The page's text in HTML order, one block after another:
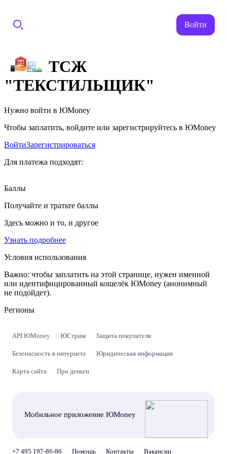
Войти
ТСЖ
"ТЕКСТИЛЬЩИК"
Нужно войти в ЮMoney
Чтобы заплатить, войдите или зарегистрируйтесь в ЮMoney
ВойтиЗарегистрироваться
Для платежа подходят:
Баллы
Получайте и тратьте баллы
Здесь можно и то, и другое
Узнать подробнее
Условия использования
Важно: чтобы заплатить на этой странице, нужен именной
или идентифицированный кошелёк ЮMoney (анонимный
не подойдет).
Регионы
API ЮMoney ЮСтрим Защита покупателя
Безопасность в интернете Юридическая информация
Карта сайта Про деньги
Мобильное приложение ЮMoney
+7 495 197-86-86 Помощь Контакты Вакансии